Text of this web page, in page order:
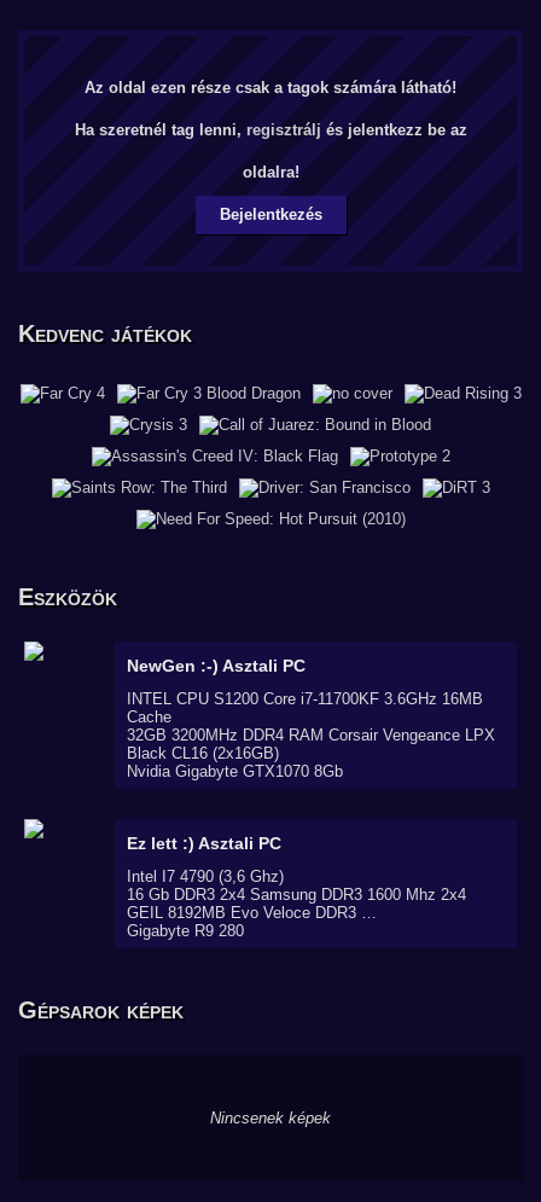
Az oldal ezen része csak a tagok számára látható!
Ha szeretnél tag lenni, regisztrálj és jelentkezz be az
oldalra!
Bejelentkezés
Kedvenc játékok
Eszközök
NewGen :-) Asztali PC
INTEL CPU S1200 Core i7-11700KF 3.6GHz 16MB
Cache
32GB 3200MHz DDR4 RAM Corsair Vengeance LPX
Black CL16 (2x16GB)
Nvidia Gigabyte GTX1070 8Gb
Ez lett :) Asztali PC
Intel I7 4790 (3,6 Ghz)
16 Gb DDR3 2x4 Samsung DDR3 1600 Mhz 2x4
GEIL 8192MB Evo Veloce DDR3 …
Gigabyte R9 280
Gépsarok képek
Nincsenek képek